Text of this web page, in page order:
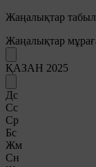
Жаңалықтар
Жаңалықтар
ҚАЗАН 2025
Дс
Сс
Ср
Бс
Жм
Сн